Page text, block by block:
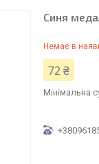
Синя
Немає в
72 ₴
Мінімальна